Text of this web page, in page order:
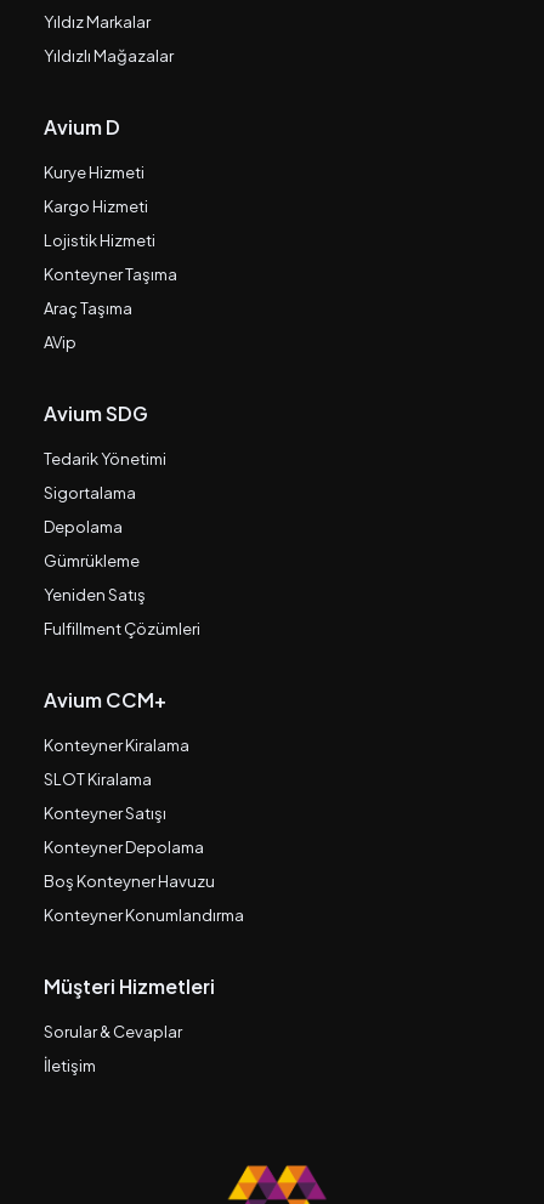
Yıldız Markalar
Yıldızlı Mağazalar
Avium D
Kurye Hizmeti
Kargo Hizmeti
Lojistik Hizmeti
Konteyner Taşıma
Araç Taşıma
AVip
Avium SDG
Tedarik Yönetimi
Sigortalama
Depolama
Gümrükleme
Yeniden Satış
Fulfillment Çözümleri
Avium CCM+
Konteyner Kiralama
SLOT Kiralama
Konteyner Satışı
Konteyner Depolama
Boş Konteyner Havuzu
Konteyner Konumlandırma
Müşteri Hizmetleri
Sorular & Cevaplar
İletişim